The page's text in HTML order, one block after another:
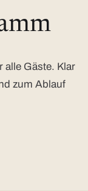
alle Gäste. Klar
zum Ablauf